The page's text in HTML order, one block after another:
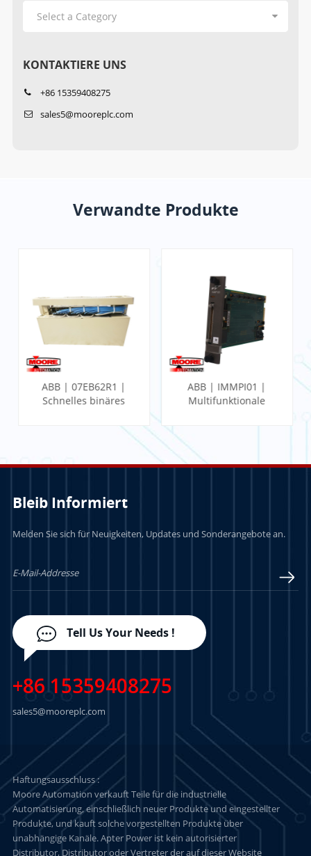
KONTAKTIERE UNS
+86 15359408275
sales5@mooreplc.com
Verwandte Produkte
ABB | 07EB62R1 |
Schnelles binäres
ABB | IMMPI01 |
Multifunktionale
Bleib Informiert
Melden Sie sich für Neuigkeiten, Updates und Sonderangebote an.
Tell Us Your Needs !
+86 15359408275
sales5@mooreplc.com
Haftungsausschluss :
Moore Automation verkauft Teile für die industrielle
Automatisierung, einschließlich neuer Produkte und eingestellter
Produkte, und kauft solche vorgestellten Produkte über
unabhängige Kanäle. Apter Power ist kein autorisierter
Distributor, Distributor oder Vertreter der auf dieser Website